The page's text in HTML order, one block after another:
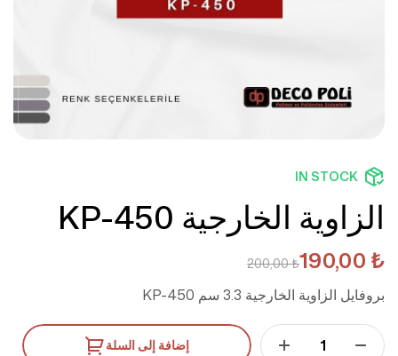
IN STOCK
الزاوية الخارجية KP-450
200,00₺190,00 ₺
بروفايل الزاوية الخارجية 3.3 سم KP-450
إضافة إلى السلة